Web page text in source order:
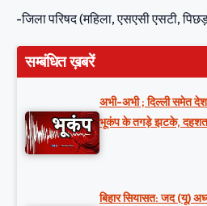
-जिला परिषद (महिला, एसएसी एसटी,
सम्बंधित ख़बरें
अभी-अभी ; दिल्ली समेत
भूकंप के तगड़े झटके, दहशत
बिहार सियासत: जद (यू)